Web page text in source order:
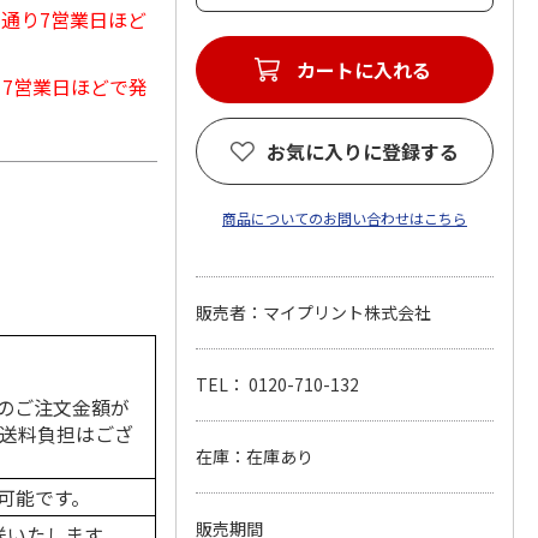
り7営業日ほど
営業日ほどで発
ご注文金額が
料負担はござ
です。
カートに入れる
お気に入りに登録する
商品についてのお問い合わせはこちら
販売者：マイプリント株式会社
TEL： 0120-710-132
在庫：在庫あり
販売期間